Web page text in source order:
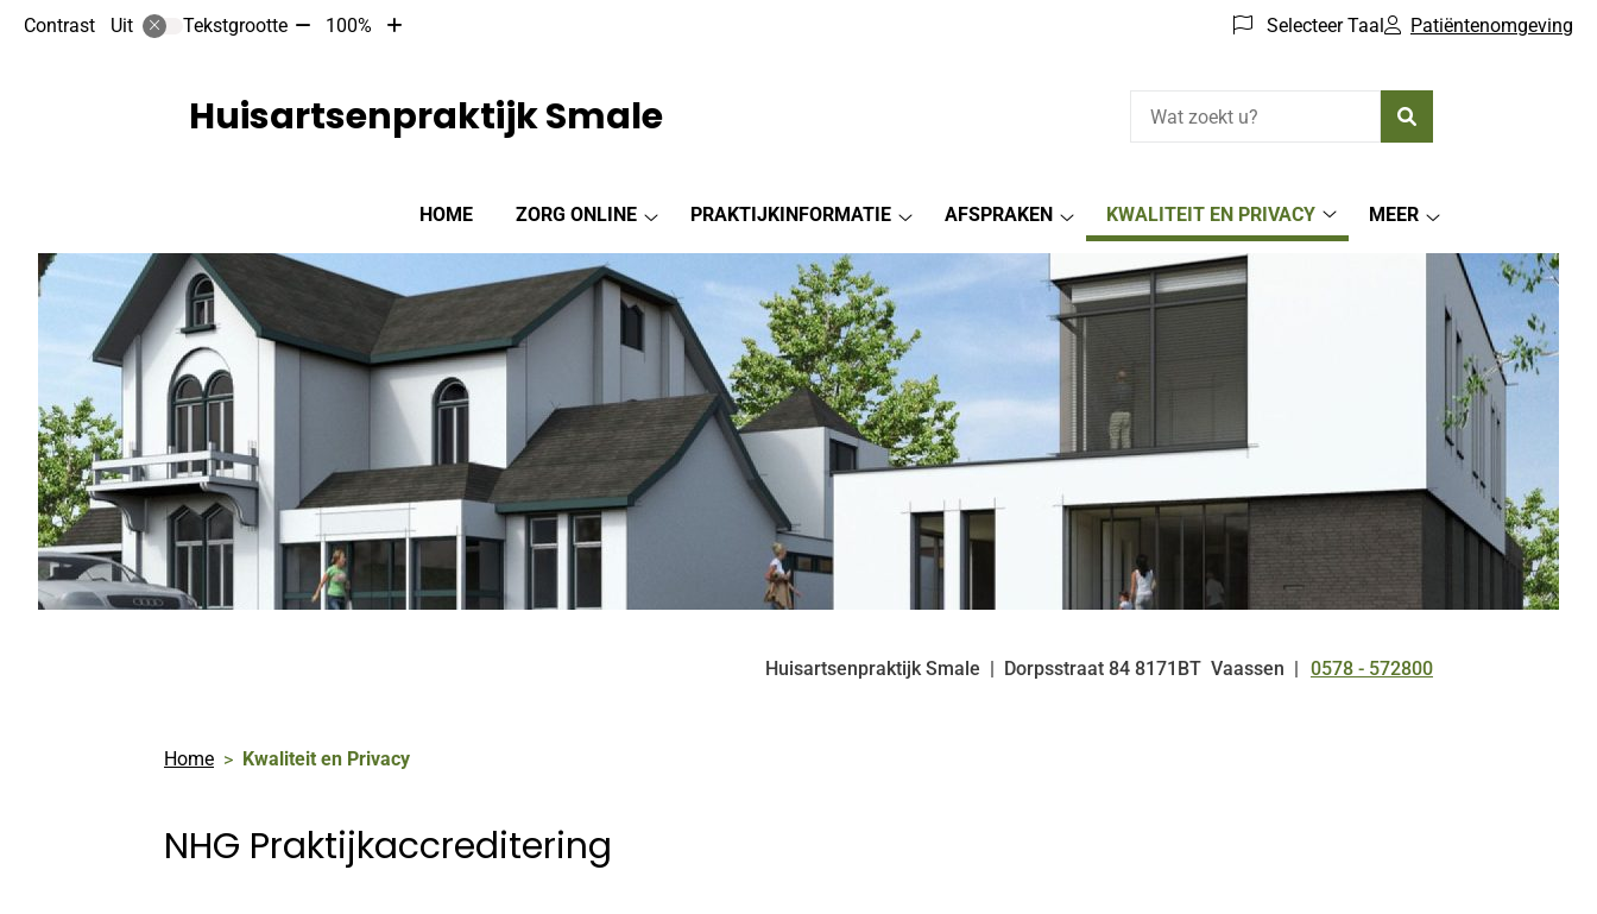
Contrast Uit Tekstgrootte Tekst
10%
100%
Tekst
Selecteer Taal Patiëntenomgeving
HOME
ZORG ONLINE
submenu
PRAKTIJKINFORMATIE
AFSPRAKEN
Afspraken
KWALITEIT EN PRIVACY
Kwaliteit
MEER
submenu
Huisartsenpraktijk Smale
Huisartsenpraktijk Smale Dorpsstraat 84 8171BT Vaassen Tel:
0578 - 572800
Home Kwaliteit en Privacy
NHG Praktijkaccreditering